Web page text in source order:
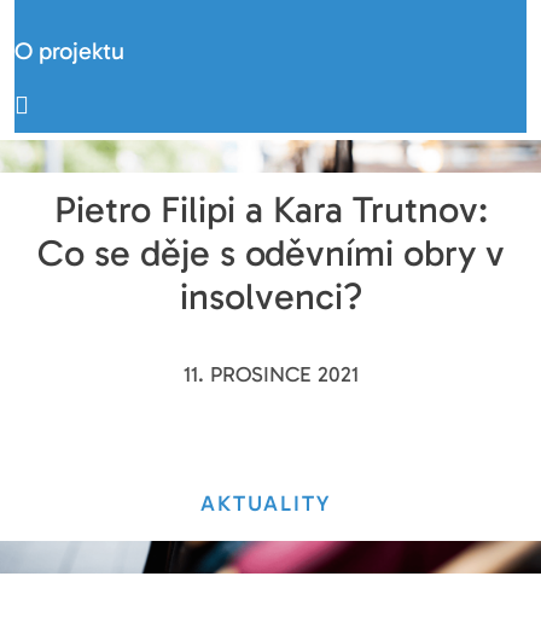
O projektu
Pietro Filipi a Kara Trutnov:
Co se děje s oděvními obry v
insolvenci?
11. PROSINCE 2021
AKTUALITY